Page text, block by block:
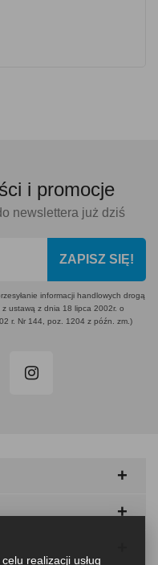
i promocje
newslettera już dziś
ZAPISZ SIĘ!
informacji handlowych drogą
ustawą z dnia 18 lipca 2002r. o
r. Nr 144, poz. 1204 z późn. zm.)
realizacji usług